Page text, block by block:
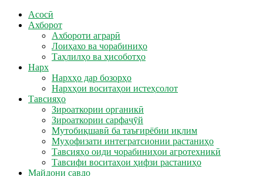
Асосӣ
Ахборот
Ахбороти аграрӣ
Лоиҳахо ва чорабиниҳо
Таҳлилҳо ва ҳисоботҳо
Нарх
Нархҳо дар бозорҳо
Нархҳои воситаҳои истеҳсолот
Тавсияҳо
Зироаткории органикӣ
Зироаткории сарфаҷӯй
Мутобиқшавӣ ба таъғирёбии иқлим
Муҳофизати интегратсионии растаниҳо
Тавсияҳо оиди чорабиниҳои агротехникӣ
Тавсифи воситаҳои ҳифзи растаниҳо
Майдони савдо